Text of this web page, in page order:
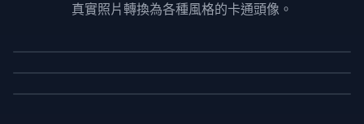
真實照片轉換為各種風格的卡通頭像。